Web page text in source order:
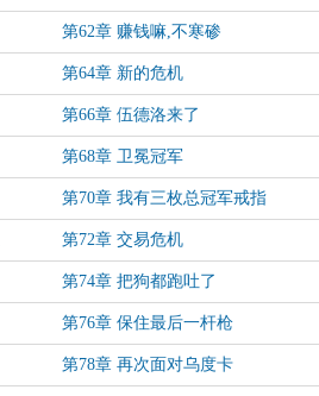
第62章 赚钱嘛,不寒碜
第64章 新的危机
第66章 伍德洛来了
第68章 卫冕冠军
第70章 我有三枚总冠军戒指
第72章 交易危机
第74章 把狗都跑吐了
第76章 保住最后一杆枪
第78章 再次面对乌度卡